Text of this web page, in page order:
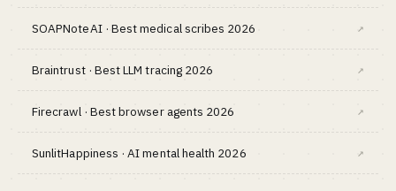
SOAPNoteAI · Best medical scribes 2026 ↗
Braintrust · Best LLM tracing 2026 ↗
Firecrawl · Best browser agents 2026 ↗
SunlitHappiness · AI mental health 2026 ↗